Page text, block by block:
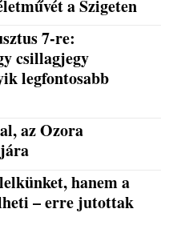
a Szigeten
7-re:
csillagjegy
legfontosabb
az Ozora
hanem a
– erre jutottak